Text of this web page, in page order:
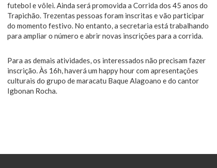
futebol e vôlei. Ainda será promovida a Corrida dos 45 anos do
Trapichão. Trezentas pessoas foram inscritas e vão participar
do momento festivo. No entanto, a secretaria está trabalhando
para ampliar o número e abrir novas inscrições para a corrida.
Para as demais atividades, os interessados não precisam fazer
inscrição. Às 16h, haverá um happy hour com apresentações
culturais do grupo de maracatu Baque Alagoano e do cantor
Igbonan Rocha.